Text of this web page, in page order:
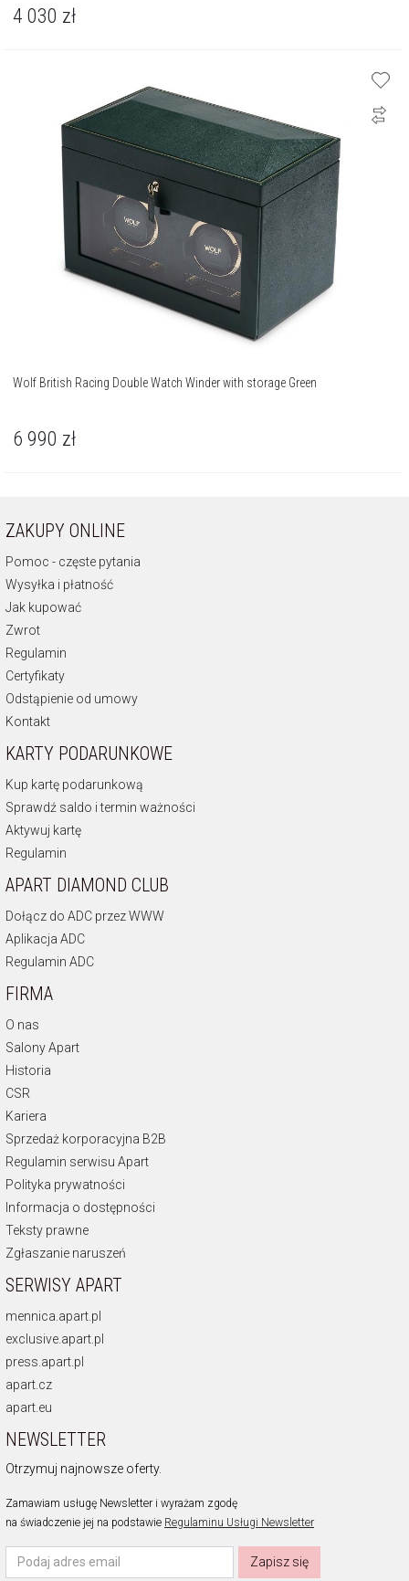
4 030 zł
Wolf British Racing Double Watch Winder with storage Green
6 990 zł
ZAKUPY ONLINE
Pomoc - częste pytania
Wysyłka i płatność
Jak kupować
Zwrot
Regulamin
Certyfikaty
Odstąpienie od umowy
Kontakt
KARTY PODARUNKOWE
Kup kartę podarunkową
Sprawdź saldo i termin ważności
Aktywuj kartę
Regulamin
APART DIAMOND CLUB
Dołącz do ADC przez WWW
Aplikacja ADC
Regulamin ADC
FIRMA
O nas
Salony Apart
Historia
CSR
Kariera
Sprzedaż korporacyjna B2B
Regulamin serwisu Apart
Polityka prywatności
Informacja o dostępności
Teksty prawne
Zgłaszanie naruszeń
SERWISY APART
mennica.apart.pl
exclusive.apart.pl
press.apart.pl
apart.cz
apart.eu
NEWSLETTER
Otrzymuj najnowsze oferty.
Zamawiam usługę Newsletter i wyrażam zgodę
na świadczenie jej na podstawie Regulaminu Usługi Newsletter
Zapisz się